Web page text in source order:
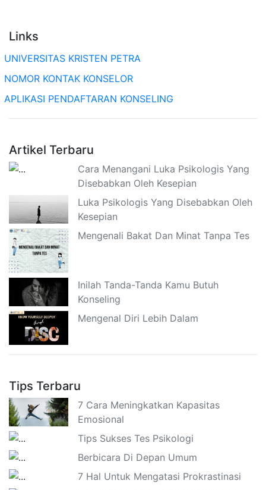
Links
UNIVERSITAS KRISTEN PETRA
NOMOR KONTAK KONSELOR
APLIKASI PENDAFTARAN KONSELING
Artikel Terbaru
Cara Menangani Luka Psikologis Yang
Disebabkan Oleh Kesepian
Luka Psikologis Yang Disebabkan Oleh
Kesepian
Mengenali Bakat Dan Minat Tanpa Tes
Inilah Tanda-Tanda Kamu Butuh
Konseling
Mengenal Diri Lebih Dalam
Tips Terbaru
7 Cara Meningkatkan Kapasitas
Emosional
Tips Sukses Tes Psikologi
Berbicara Di Depan Umum
7 Hal Untuk Mengatasi Prokrastinasi